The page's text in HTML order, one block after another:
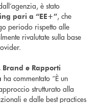
è stato
pari a “EE+”, che
periodo rispetto alle
rivalutate sulla base
Brand e Rapporti
ha commentato “È un
strutturato alla
e dalle best practices